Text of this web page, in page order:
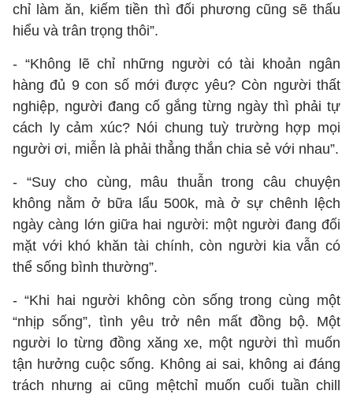
chỉ làm ăn, kiếm tiền thì đối phương cũng sẽ thấu
hiểu và trân trọng thôi”.
- “Không lẽ chỉ những người có tài khoản ngân
hàng đủ 9 con số mới được yêu? Còn người thất
nghiệp, người đang cố gắng từng ngày thì phải tự
cách ly cảm xúc? Nói chung tuỳ trường hợp mọi
người ơi, miễn là phải thẳng thắn chia sẻ với nhau”.
- “Suy cho cùng, mâu thuẫn trong câu chuyện
không nằm ở bữa lẩu 500k, mà ở sự chênh lệch
ngày càng lớn giữa hai người: một người đang đối
mặt với khó khăn tài chính, còn người kia vẫn có
thể sống bình thường”.
- “Khi hai người không còn sống trong cùng một
“nhịp sống”, tình yêu trở nên mất đồng bộ. Một
người lo từng đồng xăng xe, một người thì muốn
tận hưởng cuộc sống. Không ai sai, không ai đáng
trách nhưng ai cũng mệtchỉ muốn cuối tuần chill